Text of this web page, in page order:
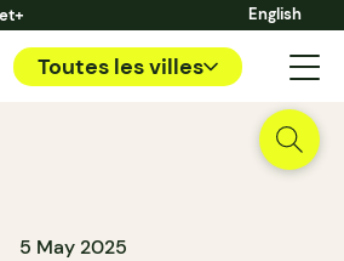
English
Toutes les villes
5 May 2025